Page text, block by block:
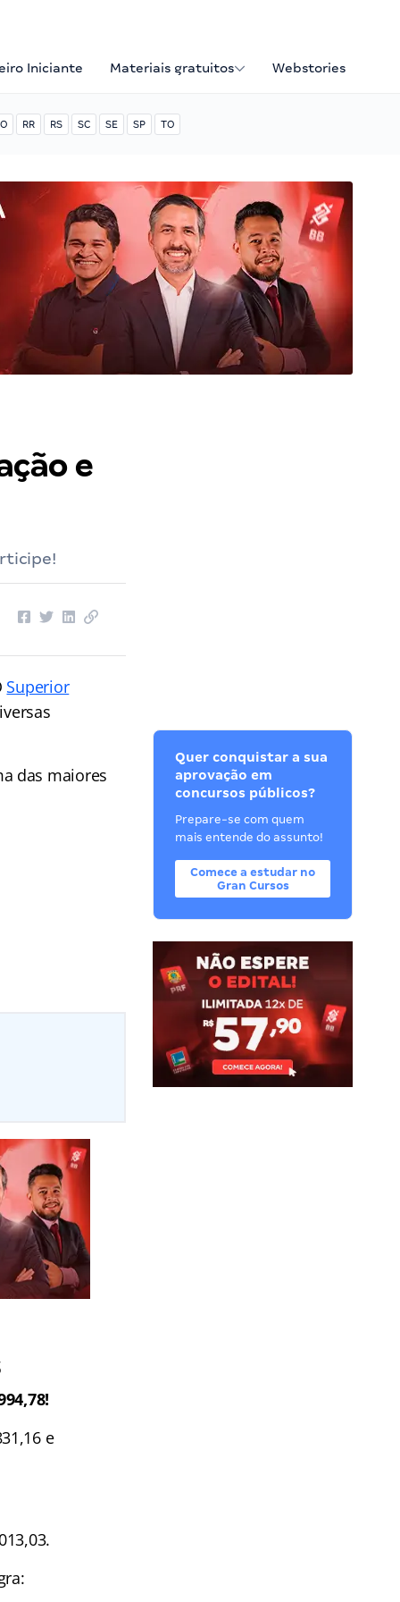
Iniciante Materiais gratuitos Webstories
RR RS SC SE SP TO
e
Superior
das maiores
e
Quer conquistar a sua
aprovação em
concursos públicos?
Prepare-se com quem
mais entende do assunto!
Comece a estudar no
Gran Cursos